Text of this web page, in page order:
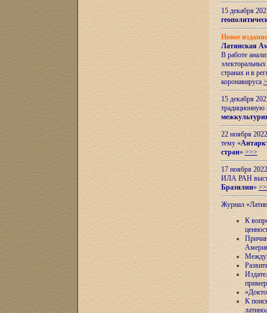
15 декабря
Новое
Латинская
В работе
странах и в
коронавируса
15 декабря
22 ноября
тему «
стран» >>>
17 ноября
ИЛА РАН
Бразилии»
Журнал
К
К